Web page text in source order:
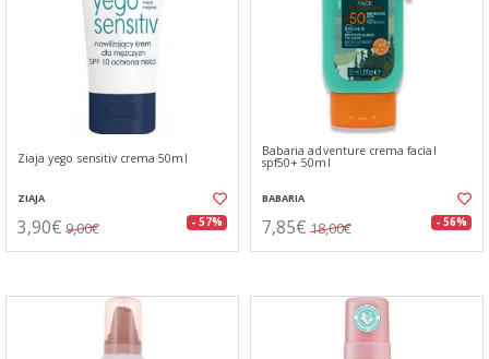
Ziaja yego sensitiv crema 50ml
ZIAJA
3,90€ 9,00€ - 57%
Babaria adventure crema facial
spf50+ 50ml
BABARIA
7,85€ 18,00€ - 56%